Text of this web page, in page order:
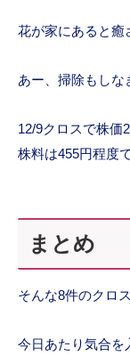
花が家にあると癒
あー、掃除もしな
12/9クロスで株価
株料は455円程度
まとめ
そんな8件のクロ
今日あたり気合を